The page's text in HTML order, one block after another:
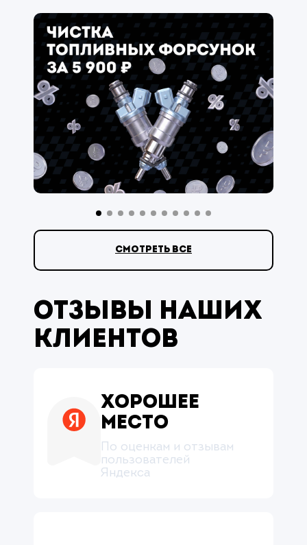
смотреть все
Отзывы наших
клиентов
Хорошее
место
По оценкам и отзывам
пользователей
Яндекса